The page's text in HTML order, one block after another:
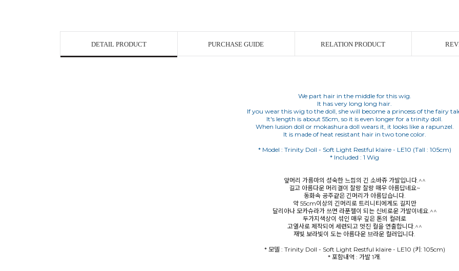
DETAIL PRODUCT PURCHASE GUIDE RELATION PRODUCT
We part hair in the middle for this wig.
It has very long long hair.
If you wear this wig to the doll, she will become a princess of the fairy
It's length is about 55cm, so it is even longer for a trinity doll.
When lusion doll or mokashura doll wears it, it looks like a rapunzel.
It is made of heat resistant hair in two tone color.
* Model : Trinity Doll - Soft Light Restful klaire - LE10 (Tall : 105cm)
* Included : 1 Wig
앞머리 가름마의 성숙한 느낌의 긴 소바쥬 가발입니다.^^
길고 아름다운 머리결이 찰랑 찰랑 매우 아름답네요~
동화속 공주같은 긴머리가 아름답습니다.
약 55cm이상의 긴머리로 트리니티에게도 길지만
달리아나 모카슈라가 쓰면 라푼젤이 되는 신비로운 가발이네요.^^
두가지색상이 섞인 매우 깊은 톤의 컬러로
고열사로 제작되어 세련되고 멋진 컬을 연출합니다.^^
재빛 보라빛이 도는 아름다운 브라운 컬러입니다.
* 모델 : Trinity Doll - Soft Light Restful klaire - LE10 (키: 105cm)
* 포함내역 : 가발 1개.